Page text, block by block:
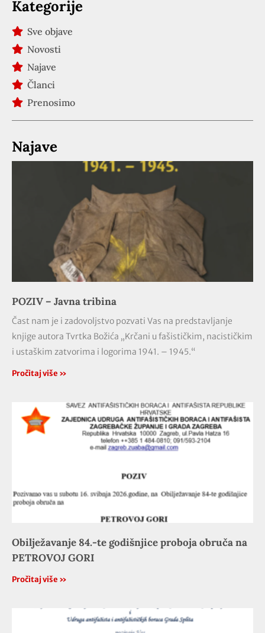
Kategorije
Sve objave
Novosti
Najave
Članci
Prenosimo
Najave
POZIV – Javna tribina
Čast nam je i zadovoljstvo pozvati Vas na predstavljanje
knjige autora Tvrtka Božića „Krčani u fašističkim, nacističkim
i ustaškim zatvorima i logorima 1941. – 1945.“
Pročitaj više »
Obilježavanje 84.-te godišnjice proboja obruča na
PETROVOJ GORI
Pročitaj više »